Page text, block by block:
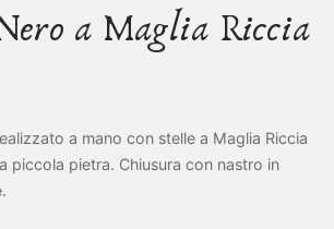
a Maglia Riccia
a mano con stelle a Maglia Riccia
piccola pietra. Chiusura con nastro in